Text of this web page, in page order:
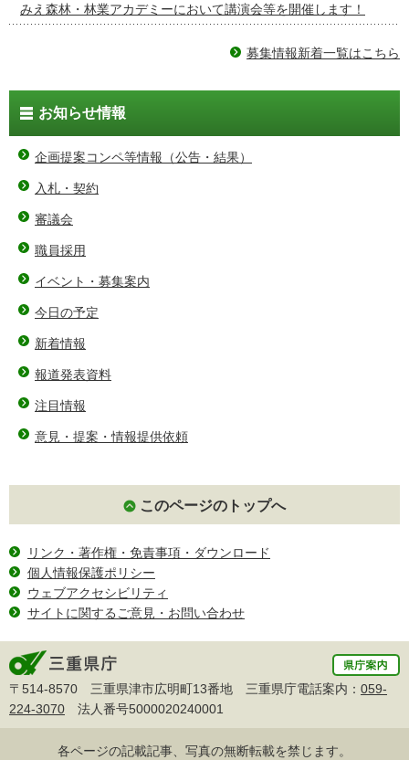
みえ森林・林業アカデミーにおいて講演会等を開催します！
募集情報新着一覧はこちら
お知らせ情報
企画提案コンペ等情報（公告・結果）
入札・契約
審議会
職員採用
イベント・募集案内
今日の予定
新着情報
報道発表資料
注目情報
意見・提案・情報提供依頼
このページのトップへ
リンク・著作権・免責事項・ダウンロード
個人情報保護ポリシー
ウェブアクセシビリティ
サイトに関するご意見・お問い合わせ
〒514-8570 三重県津市広明町13番地 三重県庁電話案内： 059-
224-3070 法人番号5000020240001
各ページの記載記事、写真の無断転載を禁じます。